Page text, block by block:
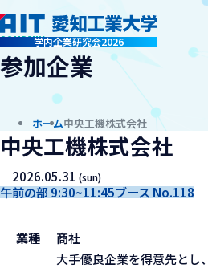
学内企業研究会2026
company
参加企業
ホーム中央工機株式会社
中央工機株式会社
2026.05.31(sun)
午前の部 9:30~11:45ブース No.118
業種 商社
大手優良企業を得意先とし